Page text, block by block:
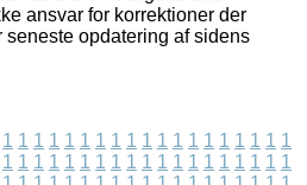
ansvar for korrektioner der
opdatering af sidens
1 1 1 1 1 1 1 1 1 1 1 1 1 1 1 1 1 1 1
1 1 1 1 1 1 1 1 1 1 1 1 1 1 1 1 1 1 1